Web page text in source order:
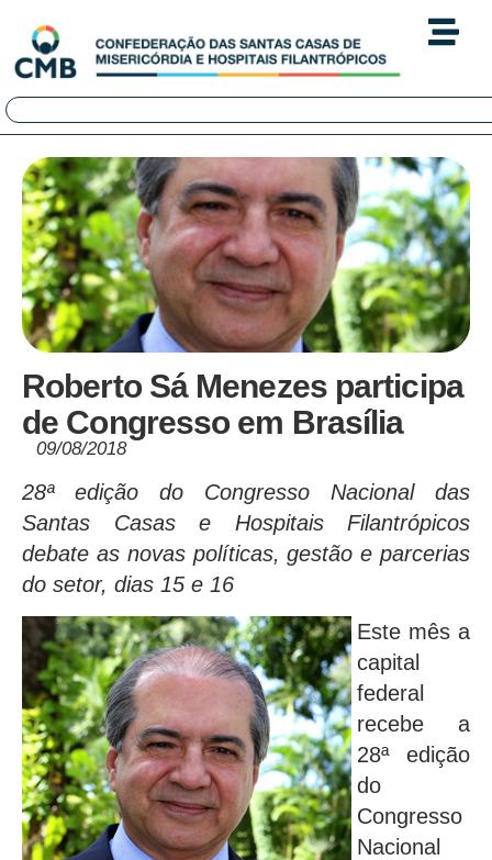
Roberto Sá Menezes participa
de Congresso em Brasília
09/08/2018
28ª edição do Congresso Nacional das
Santas Casas e Hospitais Filantrópicos
debate as novas políticas, gestão e parcerias
do setor, dias 15 e 16
Este mês a
capital
federal
recebe a
28ª edição
do
Congresso
Nacional